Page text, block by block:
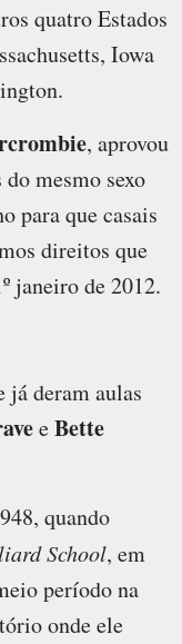
quatro Estados
Iowa
, aprovou
mesmo sexo
para que casais
direitos que
janeiro de 2012.
já deram aulas
eBette
quando
School, em
período na
onde ele